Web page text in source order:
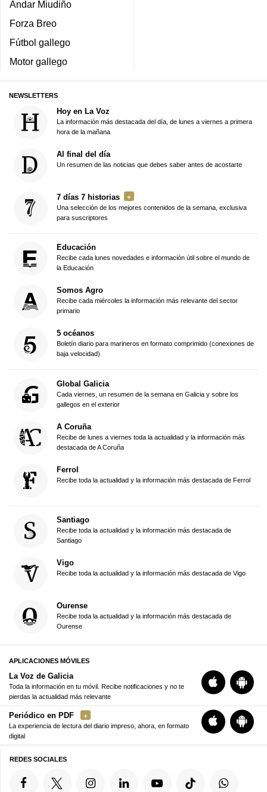
Andar Miudiño
Forza Breo
Fútbol gallego
Motor gallego
NEWSLETTERS
Hoy en La Voz
La información más destacada del día, de lunes a viernes a primera
hora de la mañana
Al final del día
Un resumen de las noticias que debes saber antes de acostarte
7 días 7 historias
Una selección de los mejores contenidos de la semana, exclusiva
para suscriptores
Educación
Recibe cada lunes novedades e información útil sobre el mundo de
la Educación
Somos Agro
Recibe cada miércoles la información más relevante del sector
primario
5 océanos
Boletín diario para marineros en formato comprimido (conexiones de
baja velocidad)
Global Galicia
Cada viernes, un resumen de la semana en Galicia y sobre los
gallegos en el exterior
A Coruña
Recibe de lunes a viernes toda la actualidad y la información más
destacada de A Coruña
Ferrol
Recibe toda la actualidad y la información más destacada de Ferrol
Santiago
Recibe toda la actualidad y la información más destacada de
Santiago
Vigo
Recibe toda la actualidad y la información más destacada de Vigo
Ourense
Recibe toda la actualidad y la información más destacada de
Ourense
APLICACIONES MÓVILES
La Voz de Galicia
Toda la información en tu móvil. Recibe notificaciones y no te
pierdas la actualidad más relevante
Periódico en PDF
La experiencia de lectura del diario impreso, ahora, en formato
digital
REDES SOCIALES